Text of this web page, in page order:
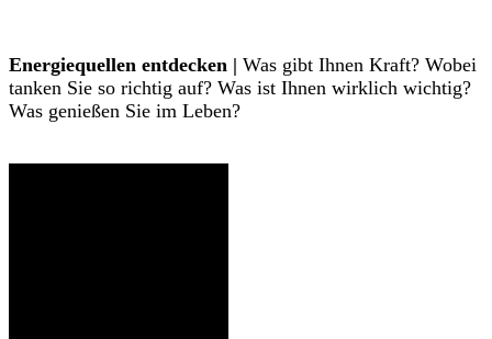
Energiequellen entdecken | Was gibt Ihnen Kraft? Wobei
tanken Sie so richtig auf? Was ist Ihnen wirklich wichtig?
Was genießen Sie im Leben?